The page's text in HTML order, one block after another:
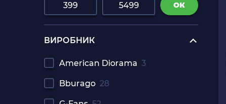
ОК
ВИРОБНИК
American Diorama 3
Bburago 28